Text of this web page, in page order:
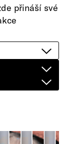
přináší své